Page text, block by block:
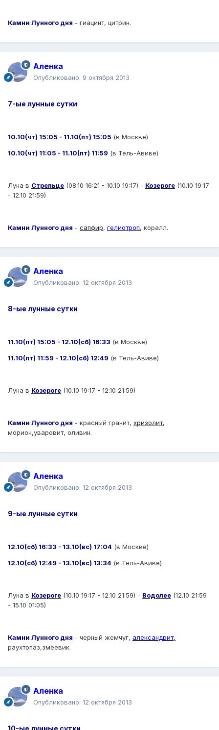
Камни Лунного дня - гиацинт, цитрин.
Аленка
Опубликовано: 9 октября 2013
7-ые лунные сутки
10.10(чт) 15:05 - 11.10(пт) 15:05 (в Москве)
10.10(чт) 11:05 - 11.10(пт) 11:59 (в Тель-Авиве)
Луна в Стрельце (08.10 16:21 - 10.10 19:17) - Козероге (10.10 19:17
- 12.10 21:59)
Камни Лунного дня - сапфир, гелиотроп, коралл.
Аленка
Опубликовано: 12 октября 2013
8-ые лунные сутки
11.10(пт) 15:05 - 12.10(сб) 16:33 (в Москве)
11.10(пт) 11:59 - 12.10(сб) 12:49 (в Тель-Авиве)
Луна в Козероге (10.10 19:17 - 12.10 21:59)
Камни Лунного дня - красный гранит, хризолит,
морион,уваровит, оливин.
Аленка
Опубликовано: 12 октября 2013
9-ые лунные сутки
12.10(сб) 16:33 - 13.10(вс) 17:04 (в Москве)
12.10(сб) 12:49 - 13.10(вс) 13:34 (в Тель-Авиве)
Луна в Козероге (10.10 19:17 - 12.10 21:59) - Водолее (12.10 21:59
- 15.10 01:05)
Камни Лунного дня - черный жемчуг, александрит,
раухтопаз,змеевик.
Аленка
Опубликовано: 12 октября 2013